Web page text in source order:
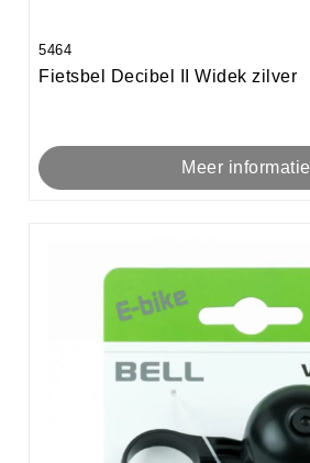
5464
Fietsbel Decibel II Widek zilver
Meer informatie